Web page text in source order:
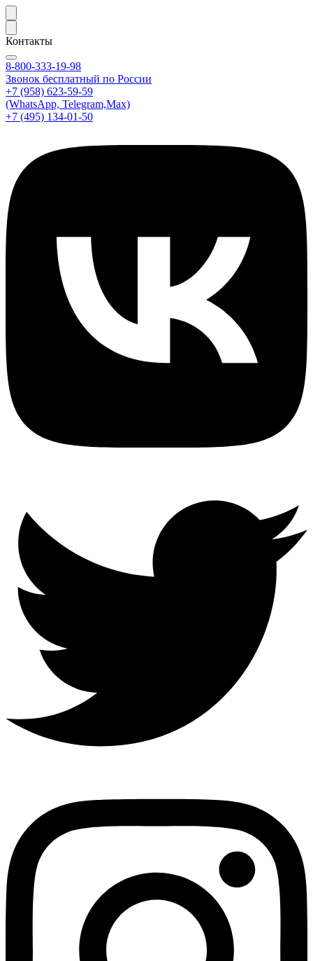
Контакты
8-800-333-19-98
Звонок бесплатный по России
+7 (958) 623-59-59
(WhatsApp, Telegram,Max)
+7 (495) 134-01-50